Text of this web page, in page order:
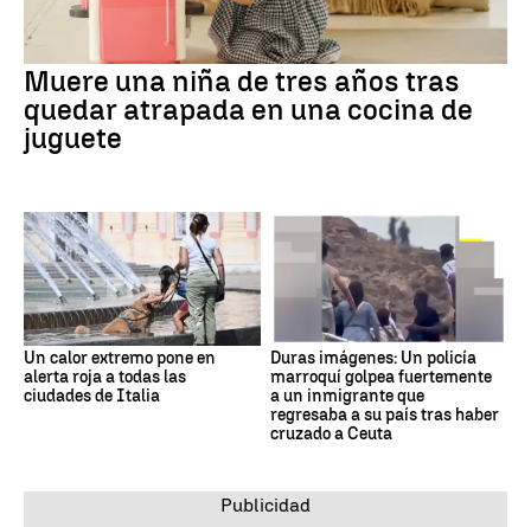
Muere una niña de tres años tras
quedar atrapada en una cocina de
juguete
Un calor extremo pone en
alerta roja a todas las
ciudades de Italia
Duras imágenes: Un policía
marroquí golpea fuertemente
a un inmigrante que
regresaba a su país tras haber
cruzado a Ceuta